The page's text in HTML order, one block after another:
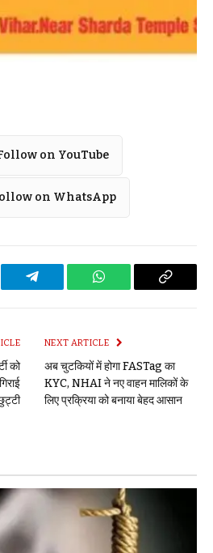
on YouTube
on WhatsApp
Telegram WhatsApp Copy
को
NEXT ARTICLE
अब चुटकियों में होगा FASTag का
KYC, NHAI ने नए वाहन मालिकों के
लिए प्रक्रिया को बनाया बेहद आसान